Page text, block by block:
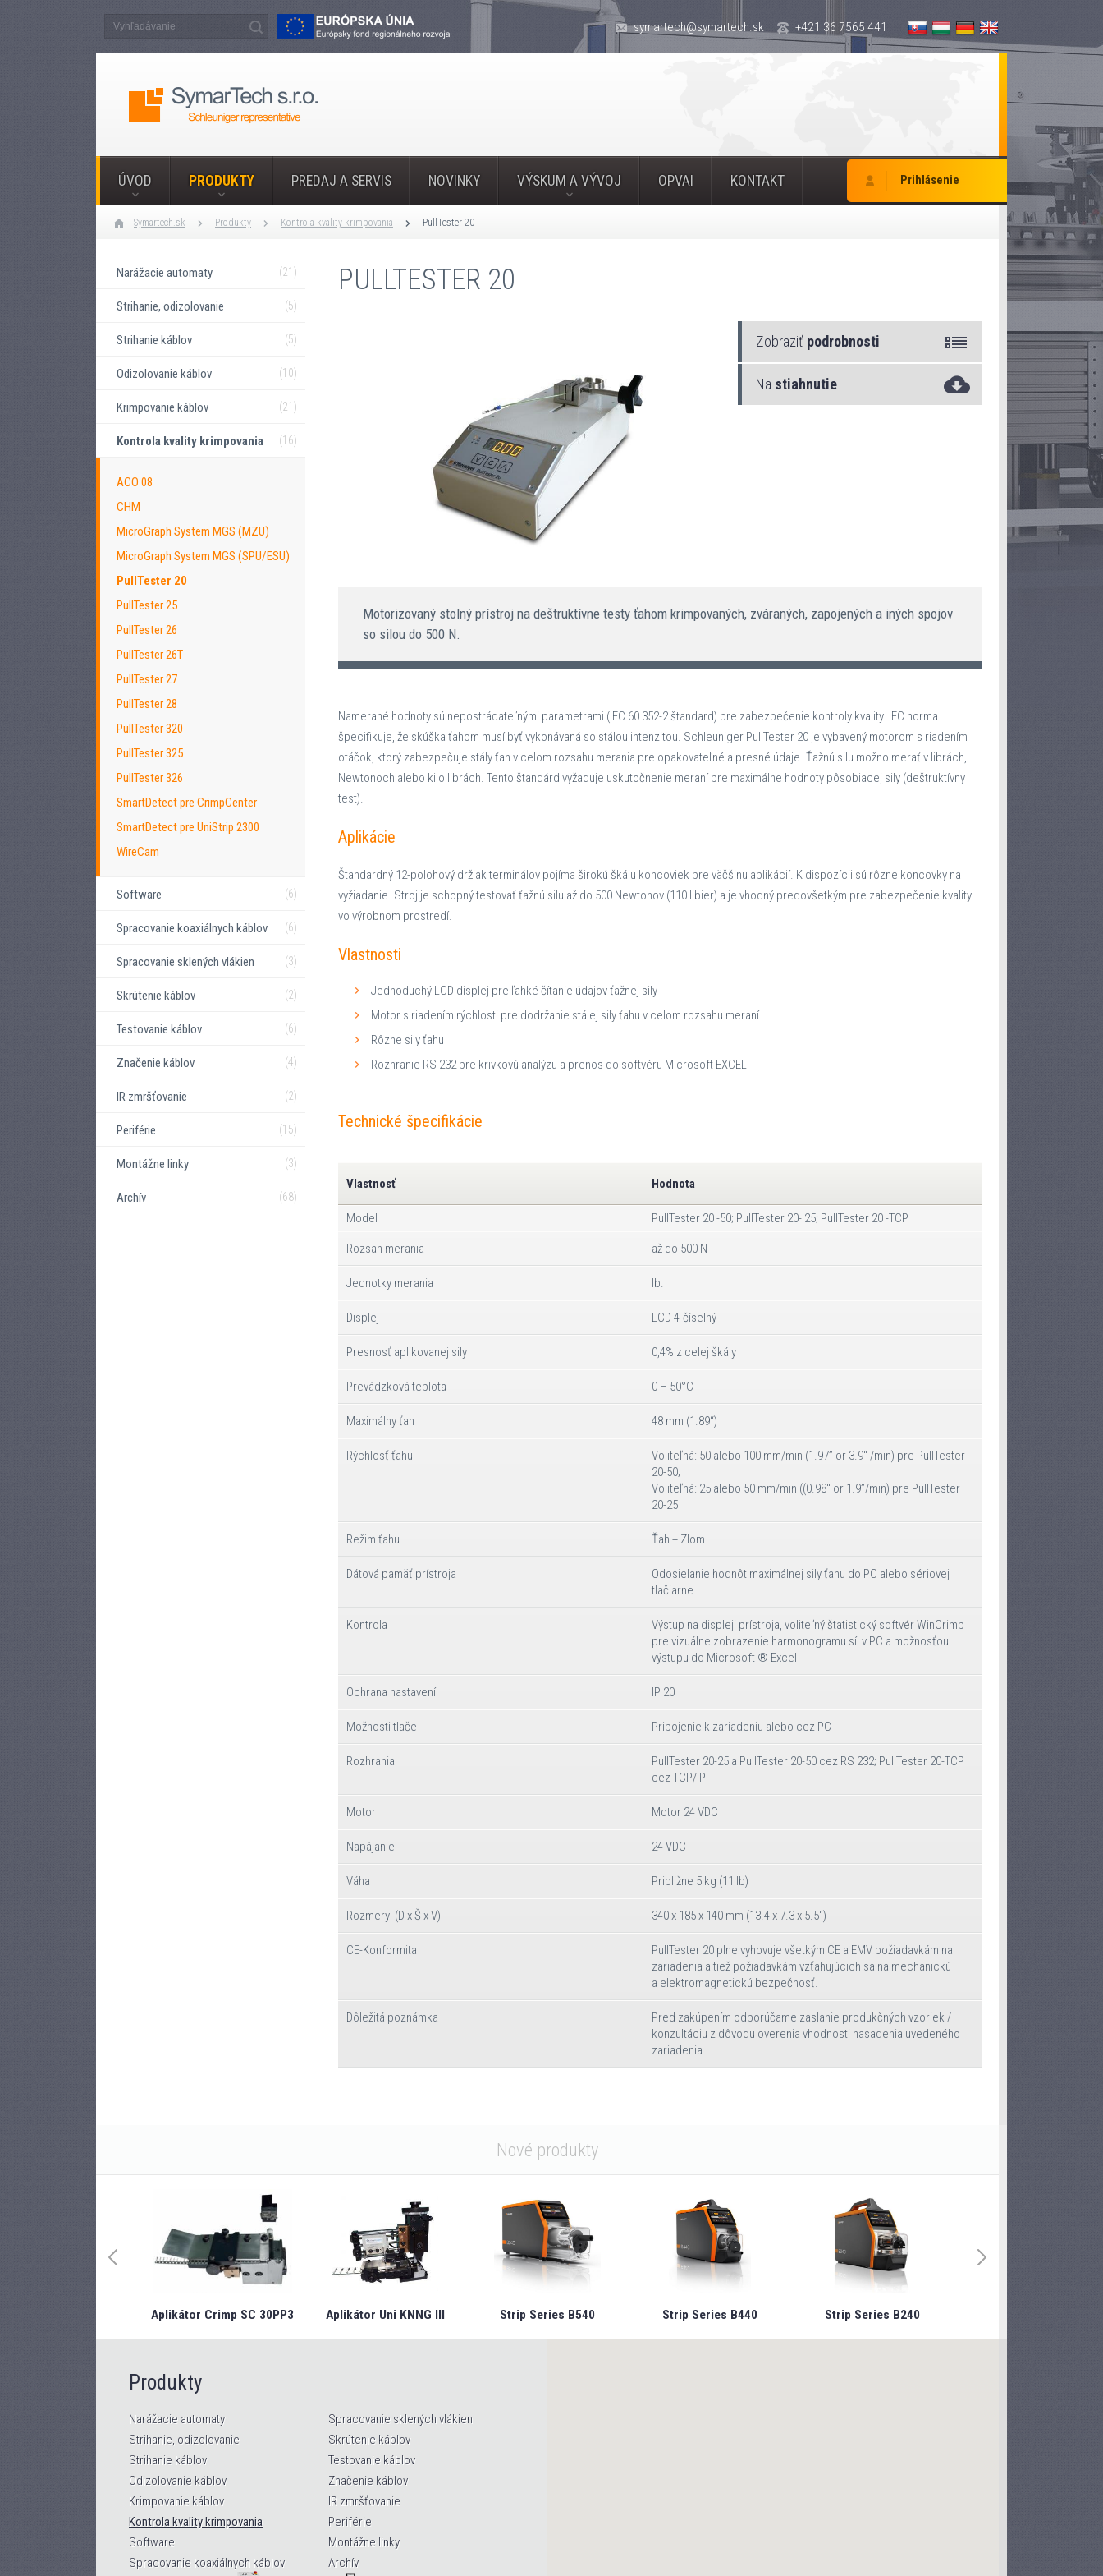
symartech@symartech.sk +421 36 7565 441
Prihlásenie
ÚVOD PRODUKTY PREDAJ A SERVIS NOVINKY VÝSKUM A VÝVOJ OPVAI KONTAKT
Symartech.sk Produkty Kontrola kvality krimpovania PullTester 20
Narážacie automaty (21)
Strihanie, odizolovanie (5)
Strihanie káblov (5)
Odizolovanie káblov (10)
Krimpovanie káblov (21)
Kontrola kvality krimpovania (16)
ACO 08
CHM
MicroGraph System MGS (MZU)
MicroGraph System MGS (SPU/ESU)
PullTester 20
PullTester 25
PullTester 26
PullTester 26T
PullTester 27
PullTester 28
PullTester 320
PullTester 325
PullTester 326
SmartDetect pre CrimpCenter
SmartDetect pre UniStrip 2300
WireCam
Software (6)
Spracovanie koaxiálnych káblov (6)
Spracovanie sklených vlákien (3)
Skrútenie káblov (2)
Testovanie káblov (6)
Značenie káblov (4)
IR zmršťovanie (2)
Periférie (15)
Montážne linky (3)
Archív (68)
PULLTESTER 20
Zobraziť podrobnosti
Na stiahnutie
Motorizovaný stolný prístroj na deštruktívne testy ťahom krimpovaných, zváraných, zapojených a iných spojov
so silou do 500 N.
Namerané hodnoty sú nepostrádateľnými parametrami (IEC 60 352-2 štandard) pre zabezpečenie kontroly kvality. IEC norma
špecifikuje, že skúška ťahom musí byť vykonávaná so stálou intenzitou. Schleuniger PullTester 20 je vybavený motorom s riadením
otáčok, ktorý zabezpečuje stály ťah v celom rozsahu merania pre opakovateľné a presné údaje. Ťažnú silu možno merať v librách,
Newtonoch alebo kilo librách. Tento štandárd vyžaduje uskutočnenie meraní pre maximálne hodnoty pôsobiacej sily (deštruktívny
test).
Aplikácie
Štandardný 12-polohový držiak terminálov pojíma širokú škálu koncoviek pre väčšinu aplikácií. K dispozícii sú rôzne koncovky na
vyžiadanie. Stroj je schopný testovať ťažnú silu až do 500 Newtonov (110 libier) a je vhodný predovšetkým pre zabezpečenie kvality
vo výrobnom prostredí.
Vlastnosti
Jednoduchý LCD displej pre ľahké čítanie údajov ťažnej sily
Motor s riadením rýchlosti pre dodržanie stálej sily ťahu v celom rozsahu meraní
Rôzne sily ťahu
Rozhranie RS 232 pre krivkovú analýzu a prenos do softvéru Microsoft EXCEL
Technické špecifikácie
Vlastnosť Hodnota
Model PullTester 20 -50; PullTester 20- 25; PullTester 20 -TCP
Rozsah merania až do 500 N
Jednotky merania lb.
Displej LCD 4-číselný
Presnosť aplikovanej sily 0,4% z celej škály
Prevádzková teplota 0 – 50°C
Maximálny ťah 48 mm (1.89“)
Rýchlosť ťahu
Voliteľná: 50 alebo 100 mm/min (1.97” or 3.9“ /min) pre PullTester
20-50;
Voliteľná: 25 alebo 50 mm/min ((0.98" or 1.9’’/min) pre PullTester
20-25
Režim ťahu Ťah + Zlom
Dátová pamäť prístroja
Odosielanie hodnôt maximálnej sily ťahu do PC alebo sériovej
tlačiarne
Kontrola
Výstup na displeji prístroja, voliteľný štatistický softvér WinCrimp
pre vizuálne zobrazenie harmonogramu síl v PC a možnosťou
výstupu do Microsoft ® Excel
Ochrana nastavení IP 20
Možnosti tlače Pripojenie k zariadeniu alebo cez PC
Rozhrania
PullTester 20-25 a PullTester 20-50 cez RS 232; PullTester 20-TCP
cez TCP/IP
Motor Motor 24 VDC
Napájanie 24 VDC
Váha Približne 5 kg (11 lb)
Rozmery (D x Š x V) 340 x 185 x 140 mm (13.4 x 7.3 x 5.5“)
CE-Konformita
PullTester 20 plne vyhovuje všetkým CE a EMV požiadavkám na
zariadenia a tiež požiadavkám vzťahujúcich sa na mechanickú
a elektromagnetickú bezpečnosť.
Dôležitá poznámka
Pred zakúpením odporúčame zaslanie produkčných vzoriek /
konzultáciu z dôvodu overenia vhodnosti nasadenia uvedeného
zariadenia.
Nové produkty
Aplikátor Crimp SC 30PP3 Aplikátor Uni KNNG III Strip Series B540 Strip Series B440 Strip Series B240
Produkty
Narážacie automaty
Strihanie, odizolovanie
Strihanie káblov
Odizolovanie káblov
Krimpovanie káblov
Kontrola kvality krimpovania
Software
Spracovanie koaxiálnych káblov
Spracovanie sklených vlákien
Skrútenie káblov
Testovanie káblov
Značenie káblov
IR zmršťovanie
Periférie
Montážne linky
Archív